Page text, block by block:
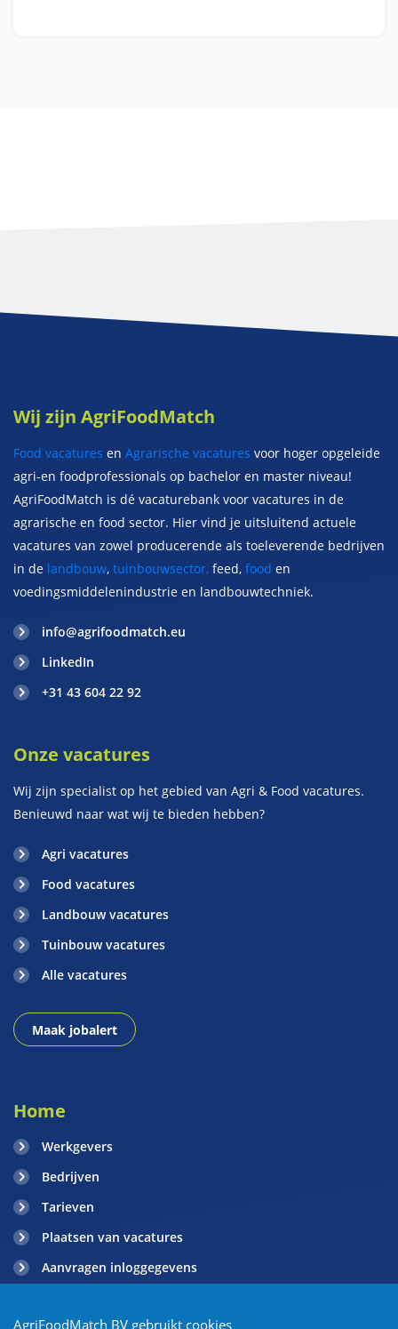
Wij zijn AgriFoodMatch
Food vacatures en Agrarische vacatures voor hoger opgeleide
agri-en foodprofessionals op bachelor en master niveau!
AgriFoodMatch is dé vacaturebank voor vacatures in de
agrarische en food sector. Hier vind je uitsluitend actuele
vacatures van zowel producerende als toeleverende bedrijven
in de landbouw, tuinbouwsector, feed, food en
voedingsmiddelenindustrie en landbouwtechniek.
info@agrifoodmatch.eu
LinkedIn
+31 43 604 22 92
Onze vacatures
Wij zijn specialist op het gebied van Agri & Food vacatures.
Benieuwd naar wat wij te bieden hebben?
Agri vacatures
Food vacatures
Landbouw vacatures
Tuinbouw vacatures
Alle vacatures
Maak jobalert
Home
Werkgevers
Bedrijven
Tarieven
Plaatsen van vacatures
Aanvragen inloggegevens
AgriFoodMatch BV gebruikt cookies